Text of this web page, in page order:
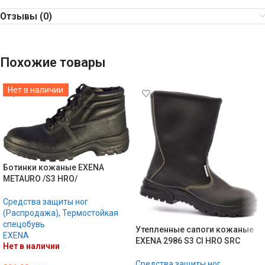
Отзывы (0)
Похожие товары
Нет в наличии
Ботинки кожаные EXENA
METAURO /S3 HRO/
Средства защиты ног
(Распродажа), Термостойкая
спецобувь
EXENA
Нет в наличии
Утепленные сапоги кожаные
EXENA 2986 S3 CI HRO SRC